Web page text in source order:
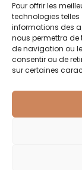
Pour offrir les
technologies
informations des
nous permettra de
de navigation ou
consentir ou de
sur certaines
Quai